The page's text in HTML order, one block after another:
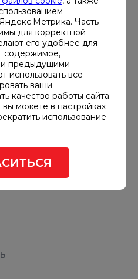
при 90% нагрузке,
мм
Часть
для корректной
его удобнее для
содержимое,
предыдущими
использовать все
ваши
качество работы сайта.
вы можете в настройках
использование